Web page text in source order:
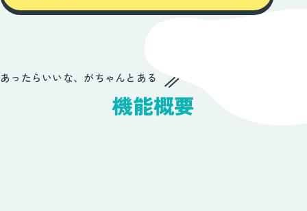
あったらいいな、がちゃんとある
機能概要